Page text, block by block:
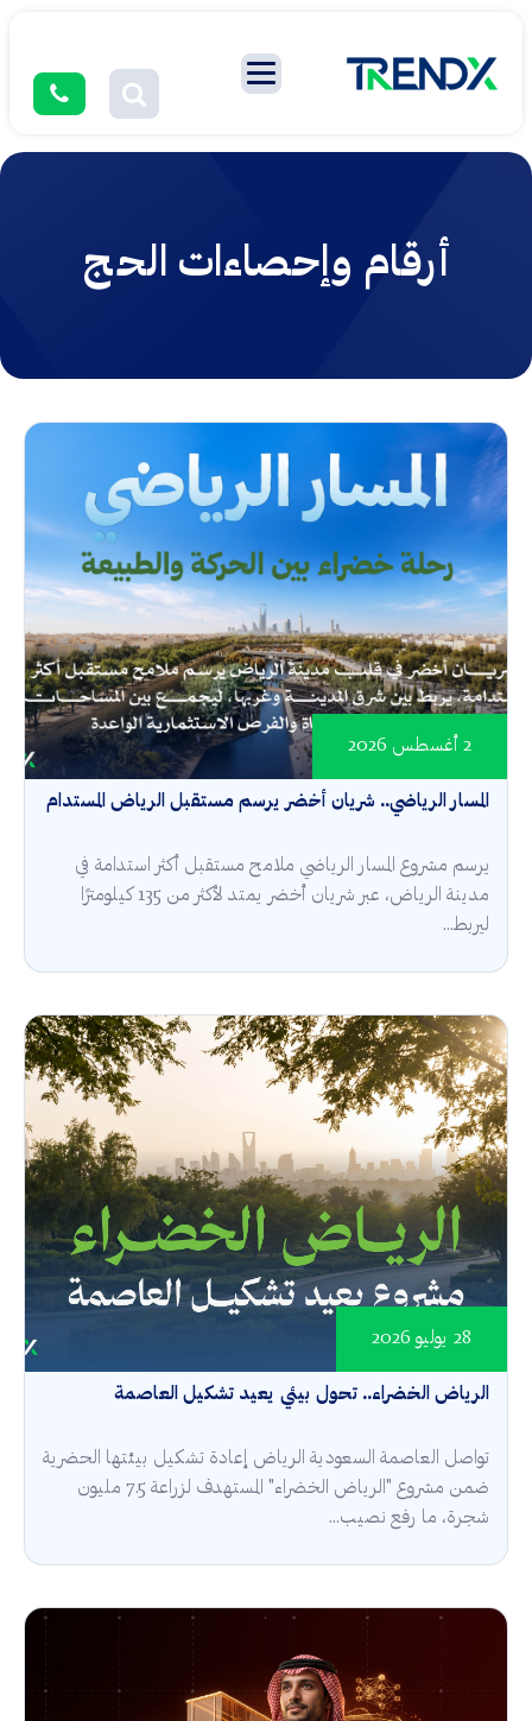
أرقام وإحصاءات الحج
المسار الرياضي.. شريان أخضر يرسم مستقبل الرياض المستدام
2 أغسطس 2026
يرسم مشروع المسار الرياضي ملامح مستقبل أكثر استدامة في
مدينة الرياض، عبر شريان أخضر يمتد لأكثر من 135 كيلومترًا
ليربط...
الرياض الخضراء.. تحول بيئي يعيد تشكيل العاصمة
28 يوليو 2026
تواصل العاصمة السعودية الرياض إعادة تشكيل بيئتها الحضرية
ضمن مشروع "الرياض الخضراء" المستهدف لزراعة 7.5 مليون
شجرة، ما رفع نصيب...